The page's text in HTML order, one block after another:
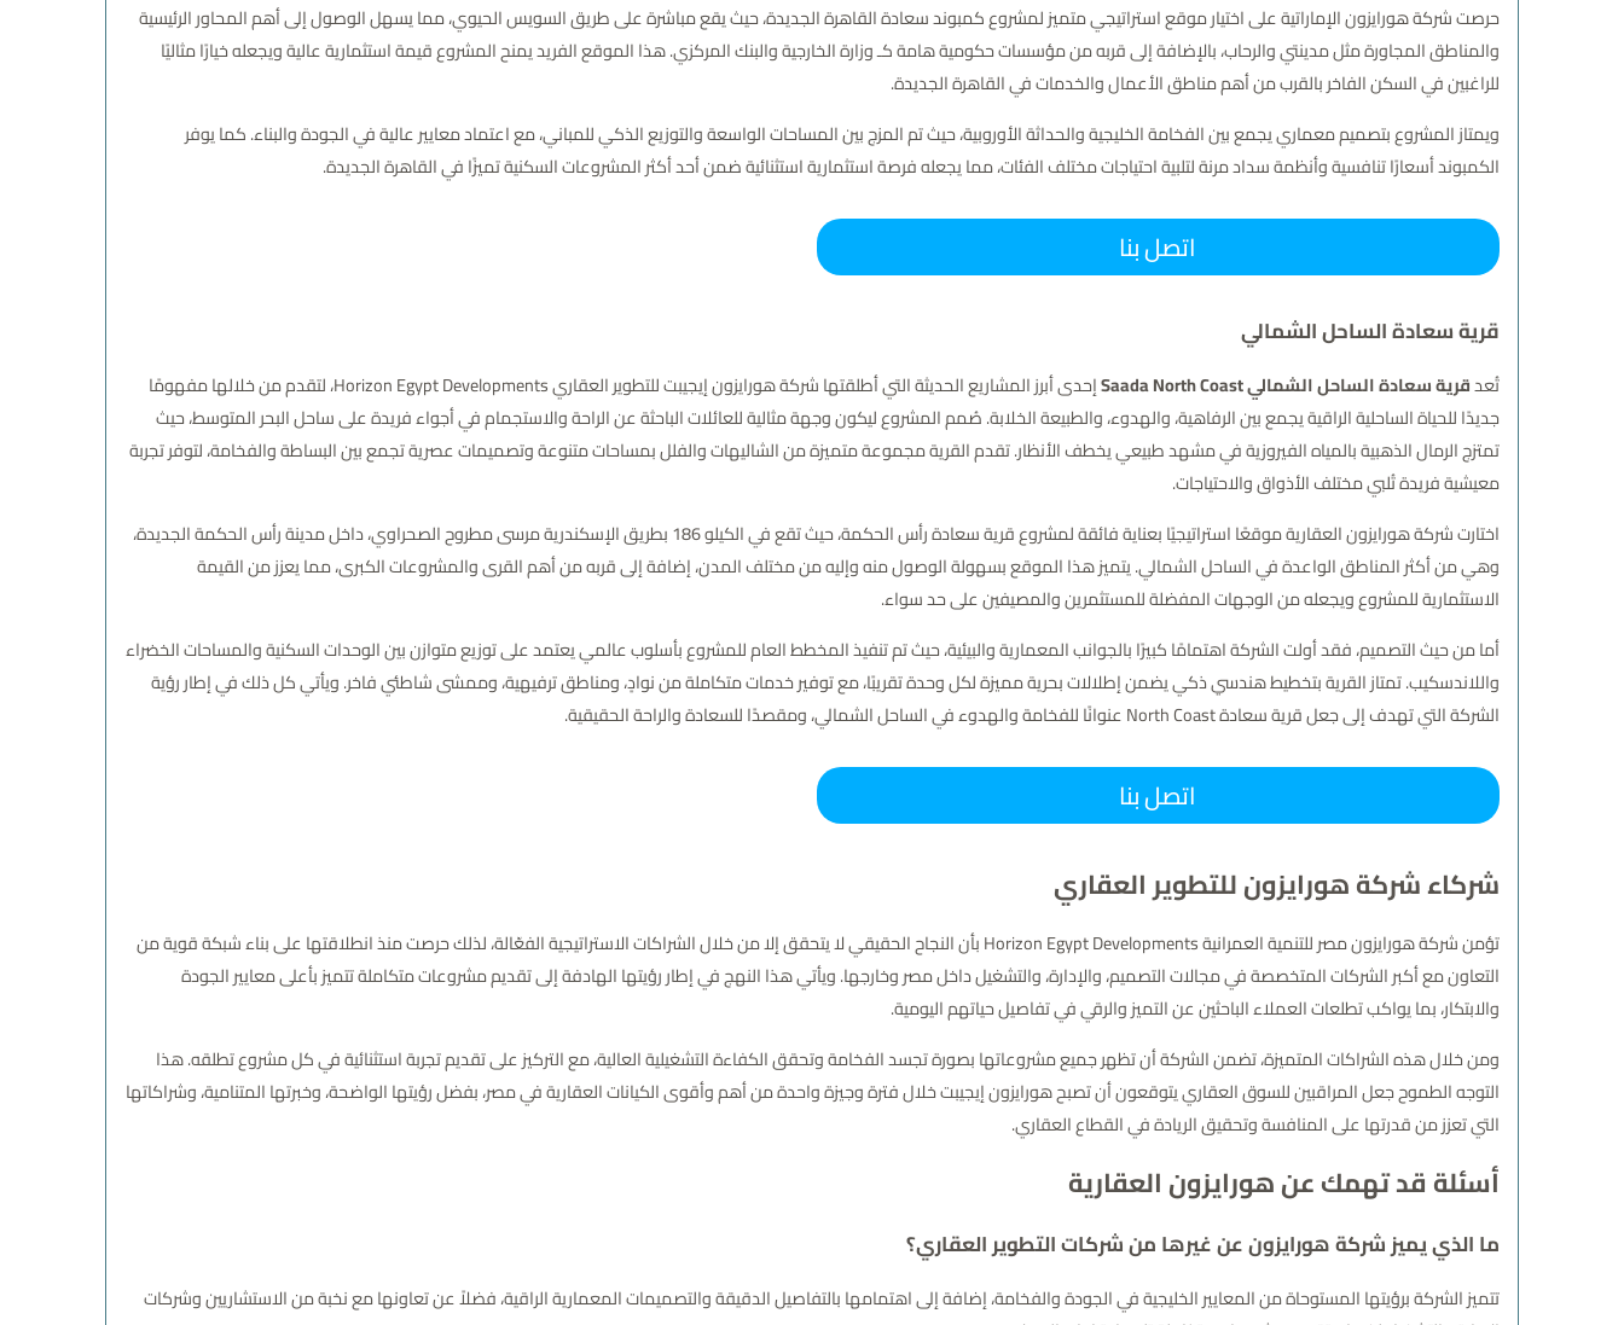
حرصت شركة هورايزون الإماراتية على اختيار موقع استراتيجي متميز لمشروع كمبوند سعادة القاهرة الجديدة، حيث يقع مباشرة على طريق السويس الحيوي، مما يسهل الوصول إلى أهم المحاور الرئيسية
والمناطق المجاورة مثل مدينتي والرحاب، بالإضافة إلى قربه من مؤسسات حكومية هامة كـ وزارة الخارجية والبنك المركزي. هذا الموقع الفريد يمنح المشروع قيمة استثمارية عالية ويجعله خيارًا مثاليًا
للراغبين في السكن الفاخر بالقرب من أهم مناطق الأعمال والخدمات في القاهرة الجديدة.
ويمتاز المشروع بتصميم معماري يجمع بين الفخامة الخليجية والحداثة الأوروبية، حيث تم المزج بين المساحات الواسعة والتوزيع الذكي للمباني، مع اعتماد معايير عالية في الجودة والبناء. كما يوفر
الكمبوند أسعارًا تنافسية وأنظمة سداد مرنة لتلبية احتياجات مختلف الفئات، مما يجعله فرصة استثمارية استثنائية ضمن أحد أكثر المشروعات السكنية تميزًا في القاهرة الجديدة.
اتصل بنا
قرية سعادة الساحل الشمالي
تُعدقرية سعادة الساحل الشمالي Saada North Coast
إحدى أبرز المشاريع الحديثة التي أطلقتها شركة هورايزون إيجيبت للتطوير العقاري Horizon Egypt Developments، لتقدم من خلالها مفهومًا
جديدًا للحياة الساحلية الراقية يجمع بين الرفاهية، والهدوء، والطبيعة الخلابة. صُمم المشروع ليكون وجهة مثالية للعائلات الباحثة عن الراحة والاستجمام في أجواء فريدة على ساحل البحر المتوسط، حيث
تمتزج الرمال الذهبية بالمياه الفيروزية في مشهد طبيعي يخطف الأنظار. تقدم القرية مجموعة متميزة من الشاليهات والفلل بمساحات متنوعة وتصميمات عصرية تجمع بين البساطة والفخامة، لتوفر تجربة
معيشية فريدة تُلبي مختلف الأذواق والاحتياجات.
اختارت شركة هورايزون العقارية موقعًا استراتيجيًا بعناية فائقة لمشروع قرية سعادة رأس الحكمة، حيث تقع في الكيلو 186 بطريق الإسكندرية مرسى مطروح الصحراوي، داخل مدينة رأس الحكمة الجديدة،
وهي من أكثر المناطق الواعدة في الساحل الشمالي. يتميز هذا الموقع بسهولة الوصول منه وإليه من مختلف المدن، إضافة إلى قربه من أهم القرى والمشروعات الكبرى، مما يعزز من القيمة
الاستثمارية للمشروع ويجعله من الوجهات المفضلة للمستثمرين والمصيفين على حد سواء.
أما من حيث التصميم، فقد أولت الشركة اهتمامًا كبيرًا بالجوانب المعمارية والبيئية، حيث تم تنفيذ المخطط العام للمشروع بأسلوب عالمي يعتمد على توزيع متوازن بين الوحدات السكنية والمساحات الخضراء
واللاندسكيب. تمتاز القرية بتخطيط هندسي ذكي يضمن إطلالات بحرية مميزة لكل وحدة تقريبًا، مع توفير خدمات متكاملة من نوادٍ، ومناطق ترفيهية، وممشى شاطئي فاخر. ويأتي كل ذلك في إطار رؤية
الشركة التي تهدف إلى جعل قرية سعادة North Coast عنوانًا للفخامة والهدوء في الساحل الشمالي، ومقصدًا للسعادة والراحة الحقيقية.
اتصل بنا
شركاء شركة هورايزون للتطوير العقاري
تؤمن شركة هورايزون مصر للتنمية العمرانية Horizon Egypt Developments بأن النجاح الحقيقي لا يتحقق إلا من خلال الشراكات الاستراتيجية الفعّالة، لذلك حرصت منذ انطلاقتها على بناء شبكة قوية من
التعاون مع أكبر الشركات المتخصصة في مجالات التصميم، والإدارة، والتشغيل داخل مصر وخارجها. ويأتي هذا النهج في إطار رؤيتها الهادفة إلى تقديم مشروعات متكاملة تتميز بأعلى معايير الجودة
والابتكار، بما يواكب تطلعات العملاء الباحثين عن التميز والرقي في تفاصيل حياتهم اليومية.
ومن خلال هذه الشراكات المتميزة، تضمن الشركة أن تظهر جميع مشروعاتها بصورة تجسد الفخامة وتحقق الكفاءة التشغيلية العالية، مع التركيز على تقديم تجربة استثنائية في كل مشروع تطلقه. هذا
التوجه الطموح جعل المراقبين للسوق العقاري يتوقعون أن تصبح هورايزون إيجيبت خلال فترة وجيزة واحدة من أهم وأقوى الكيانات العقارية في مصر، بفضل رؤيتها الواضحة، وخبرتها المتنامية، وشراكاتها
التي تعزز من قدرتها على المنافسة وتحقيق الريادة في القطاع العقاري.
أسئلة قد تهمك عن هورايزون العقارية
ما الذي يميز شركة هورايزون عن غيرها من شركات التطوير العقاري؟
تتميز الشركة برؤيتها المستوحاة من المعايير الخليجية في الجودة والفخامة، إضافة إلى اهتمامها بالتفاصيل الدقيقة والتصميمات المعمارية الراقية، فضلاً عن تعاونها مع نخبة من الاستشاريين وشركات